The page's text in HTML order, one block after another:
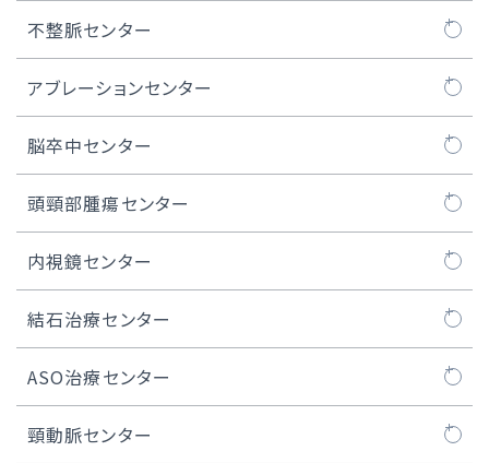
TAVI治療
マイトラクリップ/PASCAL治療
WATCHMAN™治療
経皮的卵円孔閉鎖術
iASD（医原性心房中隔欠損）閉鎖術
医師紹介
ロボット心臓手術
MICS弁膜症手術
MICS冠状動脈バイパス術
内視鏡下心房細動手術（ウルフ-オオツカ法）
MICS、ロボット手術における人工心肺装置
低侵襲心臓手術センター長のご紹介
症例実績
大動脈センターについて
人工血管置換術
ステントグラフト治療
胸部大動脈瘤の治療
腹部大動脈瘤の治療
不整脈センター
不整脈センターについて
不整脈とは
ペースメーカー治療
ICD / CRT-D治療
S-ICD治療
デバイス植込み後の管理
リード抜去について
アブレーションセンター
カテーテルアブレーション
脳卒中センター
脳卒中ケアユニット
頭頸部腫瘍センター
頭頸部腫瘍センターについて
頭頸部良性腫瘍
口腔がん
咽頭がん
内視鏡センター
内視鏡センターについて
内視鏡治療
医師紹介
結石治療センター
結石治療センターについて
ASO治療センター
ASO治療センターについて
頸動脈センター